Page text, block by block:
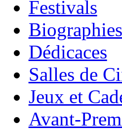
Festivals
Dédicaces
Salles de
Jeux et
Avant-